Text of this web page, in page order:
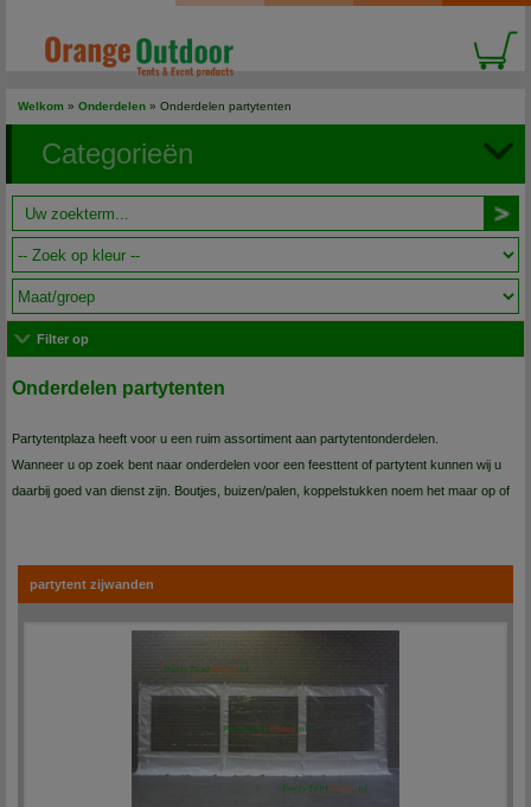
Welkom » Onderdelen » Onderdelen partytenten
Categorieën
Filter op
Onderdelen partytenten
Partytentplaza heeft voor u een ruim assortiment aan partytentonderdelen.
Wanneer u op zoek bent naar onderdelen voor een feesttent of partytent kunnen wij u
daarbij goed van dienst zijn. Boutjes, buizen/palen, koppelstukken noem het maar op of
Advies
Wanneer u vragen heeft over een onderdeel of hulp nodig heeft bij het kopen van een
met ons opnemen.
partytent zijwanden